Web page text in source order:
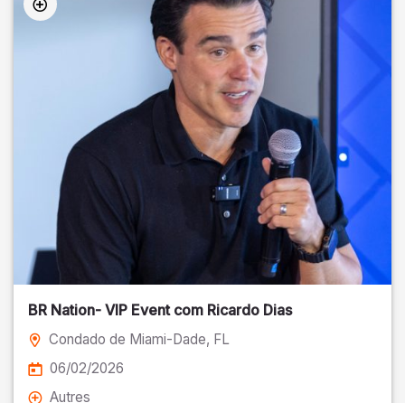
BR Nation- VIP Event com Ricardo Dias
Condado de Miami-Dade, FL
06/02/2026
Autres